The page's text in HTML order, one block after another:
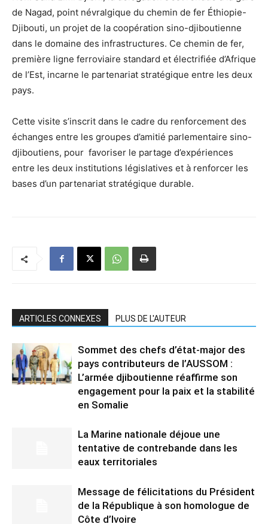
de Nagad, point névralgique du chemin de fer Éthiopie-
Djibouti, un projet de la coopération sino-djiboutienne
dans le domaine des infrastructures. Ce chemin de fer,
première ligne ferroviaire standard et électrifiée d’Afrique
de l’Est, incarne le partenariat stratégique entre les deux
pays.
Cette visite s’inscrit dans le cadre du renforcement des
échanges entre les groupes d’amitié parlementaire sino-
djiboutiens, pour favoriser le partage d’expériences
entre les deux institutions législatives et à renforcer les
bases d’un partenariat stratégique durable.
ARTICLES CONNEXES PLUS DE L'AUTEUR
Sommet des chefs d’état-major des
pays contributeurs de l’AUSSOM :
L’armée djiboutienne réaffirme son
engagement pour la paix et la stabilité
en Somalie
La Marine nationale déjoue une
tentative de contrebande dans les
eaux territoriales
Message de félicitations du Président
de la République à son homologue de
Côte d’Ivoire